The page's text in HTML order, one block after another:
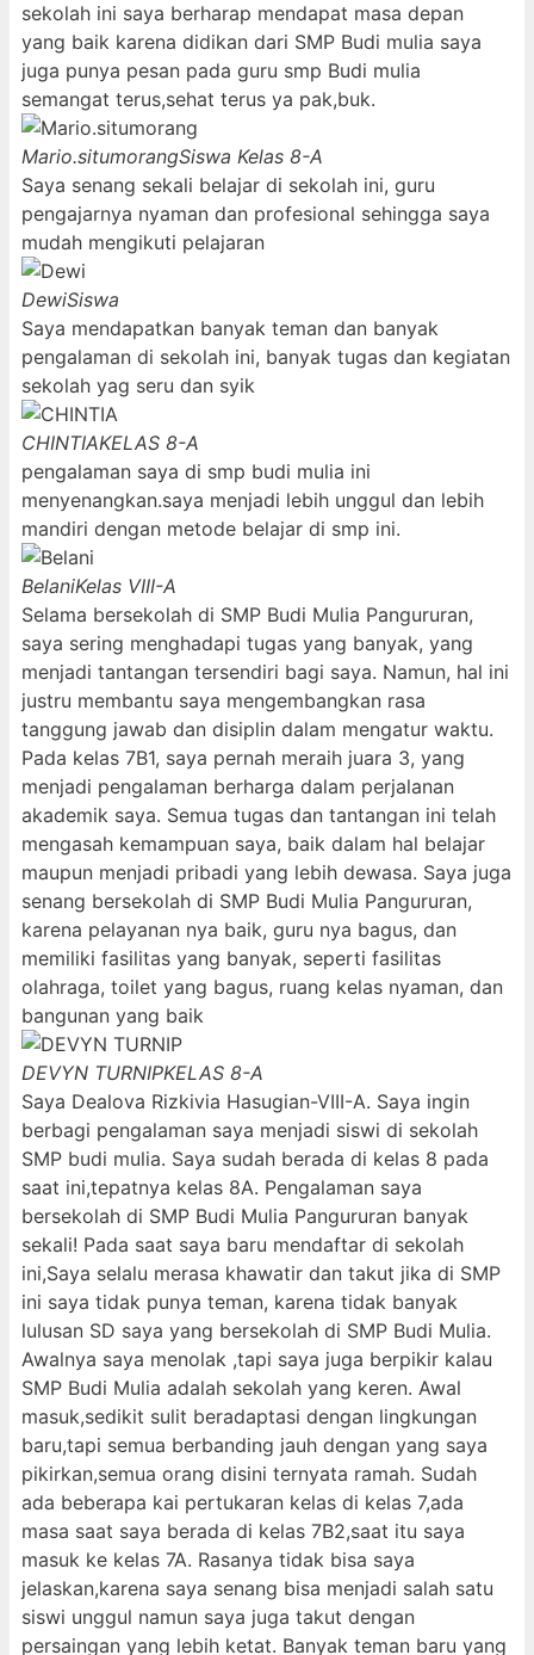
sekolah ini saya berharap mendapat masa depan
yang baik karena didikan dari SMP Budi mulia saya
juga punya pesan pada guru smp Budi mulia
semangat terus,sehat terus ya pak,buk.
Mario.situmorangSiswa Kelas 8-A
Saya senang sekali belajar di sekolah ini, guru
pengajarnya nyaman dan profesional sehingga saya
mudah mengikuti pelajaran
DewiSiswa
Saya mendapatkan banyak teman dan banyak
pengalaman di sekolah ini, banyak tugas dan kegiatan
sekolah yag seru dan syik
CHINTIAKELAS 8-A
pengalaman saya di smp budi mulia ini
menyenangkan.saya menjadi lebih unggul dan lebih
mandiri dengan metode belajar di smp ini.
BelaniKelas VIII-A
Selama bersekolah di SMP Budi Mulia Pangururan,
saya sering menghadapi tugas yang banyak, yang
menjadi tantangan tersendiri bagi saya. Namun, hal ini
justru membantu saya mengembangkan rasa
tanggung jawab dan disiplin dalam mengatur waktu.
Pada kelas 7B1, saya pernah meraih juara 3, yang
menjadi pengalaman berharga dalam perjalanan
akademik saya. Semua tugas dan tantangan ini telah
mengasah kemampuan saya, baik dalam hal belajar
maupun menjadi pribadi yang lebih dewasa. Saya juga
senang bersekolah di SMP Budi Mulia Pangururan,
karena pelayanan nya baik, guru nya bagus, dan
memiliki fasilitas yang banyak, seperti fasilitas
olahraga, toilet yang bagus, ruang kelas nyaman, dan
bangunan yang baik
DEVYN TURNIPKELAS 8-A
Saya Dealova Rizkivia Hasugian-VIII-A. Saya ingin
berbagi pengalaman saya menjadi siswi di sekolah
SMP budi mulia. Saya sudah berada di kelas 8 pada
saat ini,tepatnya kelas 8A. Pengalaman saya
bersekolah di SMP Budi Mulia Pangururan banyak
sekali! Pada saat saya baru mendaftar di sekolah
ini,Saya selalu merasa khawatir dan takut jika di SMP
ini saya tidak punya teman, karena tidak banyak
lulusan SD saya yang bersekolah di SMP Budi Mulia.
Awalnya saya menolak ,tapi saya juga berpikir kalau
SMP Budi Mulia adalah sekolah yang keren. Awal
masuk,sedikit sulit beradaptasi dengan lingkungan
baru,tapi semua berbanding jauh dengan yang saya
pikirkan,semua orang disini ternyata ramah. Sudah
ada beberapa kai pertukaran kelas di kelas 7,ada
masa saat saya berada di kelas 7B2,saat itu saya
masuk ke kelas 7A. Rasanya tidak bisa saya
jelaskan,karena saya senang bisa menjadi salah satu
siswi unggul namun saya juga takut dengan
persaingan yang lebih ketat. Banyak teman baru yang